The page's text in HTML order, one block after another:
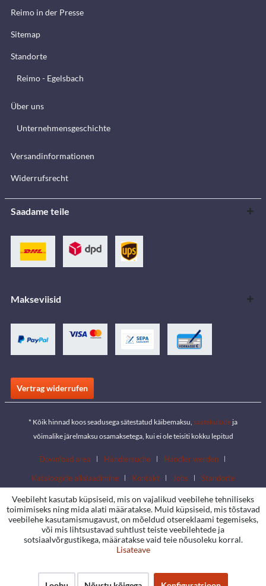
Reimo in der Presse
Sitemap
Standorte
Reimo - Egelsbach
Über uns
Unternehmensgeschichte
Versandinformationen
Widerrufsrecht
Saadame teile
Makseviisid
Vertrag widerrufen
* Kõik hinnad koos seadusega sätestatud käibemaksu, saatekulude ja
võimalike järelmaksu osamaksetega, kui ei ole teisiti kokku lepitud
Download area Händlersuche
Händler werden
Kataloogide allalaadimine
Kontakt Jobs Standorte
Veebileht kasutab küpsiseid, mis on vajalikud veebilehe tehniliseks
toimimiseks ning mida alati määratakse. Muid küpsiseid, mis tõstavad
veebilehe kasutamismugavust, on mõeldud otsereklaami tegemiseks,
või mis lihtsustavad suhtlust teiste veebilehtede ja
sotsiaalvõrgustikega, määratakse vaid teie nõusoleku korral.
Lisateave